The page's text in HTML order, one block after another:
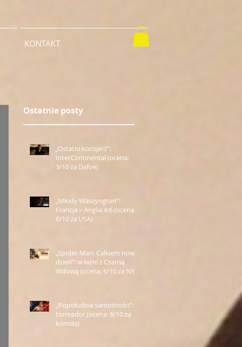
KONTAKT
Ostatnie posty
„Ostatni konsjerż”:
InterContinental (ocena:
3/10 za Dafoe)
„Młody Waszyngton”:
Francja – Anglia 4:6 (ocena:
6/10 za USA)
„Spider-Man: Całkiem nowy
dzień”: w łaźni z Czarną
Wdową (ocena: 6/10 za NY)
„Popołudnia samotności”:
torreador (ocena: 6/10 za
korridę)